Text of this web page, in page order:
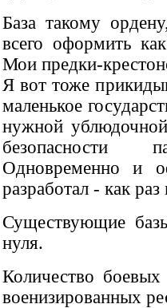
База такому
всего оформить
Мои предки-
Я вот тоже
маленькое
нужной
Одновременно и
разработал - как раз
Существующие
нуля.
Количество
военизированных